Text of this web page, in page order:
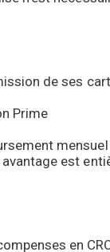
de ses
Prime
est
en